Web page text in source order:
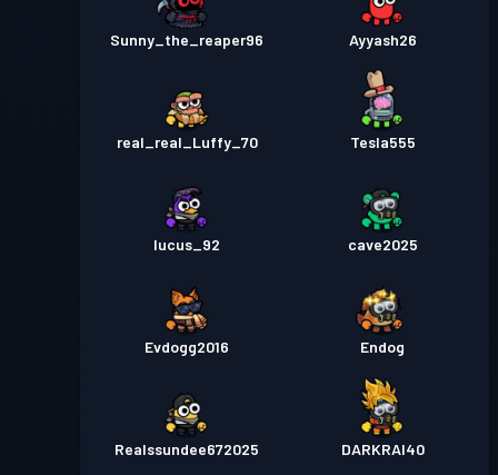
Sunny_the_reaper96 Ayyash26
real_real_Luffy_70 Tesla555
lucus_92 cave2025
Evdogg2016 Endog
Realssundee672025 DARKRAI40